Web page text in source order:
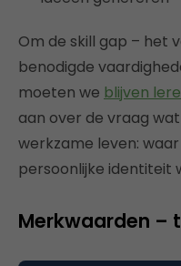
Om de skill gap – het
benodigde
moeten we blijven
aan over de vraag
werkzame leven:
persoonlijke identiteit
Merkwaarden –